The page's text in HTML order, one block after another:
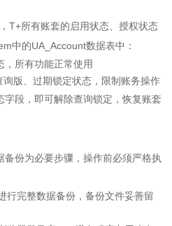
T+所有账套的启用状态、授权状态
中的UA_Account数据表中：
，所有功能正常使用
版、过期锁定状态，限制账务操作
段，即可解除查询锁定，恢复账套
备份为必要步骤，操作前必须严格执
行完整数据备份，备份文件妥善留